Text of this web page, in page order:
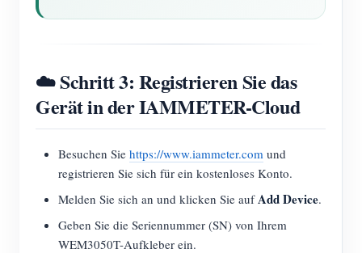
☁️ Schritt 3: Registrieren Sie das
Gerät in der IAMMETER-Cloud
Besuchen Sie https://www.iammeter.com und
registrieren Sie sich für ein kostenloses Konto.
Melden Sie sich an und klicken Sie aufAdd Device.
Geben Sie die Seriennummer (SN) von Ihrem
WEM3050T-Aufkleber ein.